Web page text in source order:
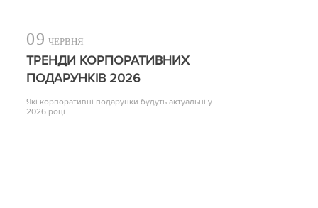
09 ЧЕРВНЯ
ТРЕНДИ КОРПОРАТИВНИХ
ПОДАРУНКІВ 2026
Які корпоративні подарунки будуть актуальні у
2026 році